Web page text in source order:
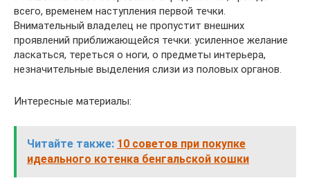
всего, временем наступления первой течки.
Внимательный владелец не пропустит внешних
проявлений приближающейся течки: усиленное желание
ласкаться, тереться о ноги, о предметы интерьера,
незначительные выделения слизи из половых органов.
Интересные материалы:
Читайте также: 10 советов при покупке
идеального котенка бенгальской кошки